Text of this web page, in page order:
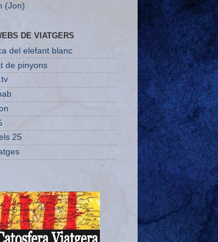
(Jon)
DE VIATGERS
del elefant blanc
de pinyons
25